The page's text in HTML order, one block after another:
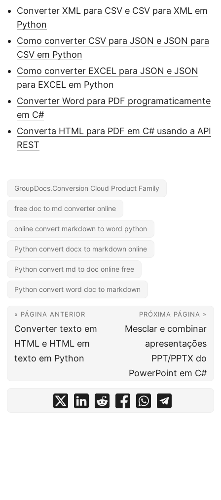
Converter XML para CSV e CSV para XML em
Python
Como converter CSV para JSON e JSON para
CSV em Python
Como converter EXCEL para JSON e JSON
para EXCEL em Python
Converter Word para PDF programaticamente
em C#
Converta HTML para PDF em C# usando a API
REST
GroupDocs.Conversion Cloud Product Family
free doc to md converter online
online convert markdown to word python
Python convert docx to markdown online
Python convert md to doc online free
Python convert word doc to markdown
« PÁGINA ANTERIOR
Converter texto em
HTML e HTML em
texto em Python
PRÓXIMA PÁGINA »
Mesclar e combinar
apresentações
PPT/PPTX do
PowerPoint em C#